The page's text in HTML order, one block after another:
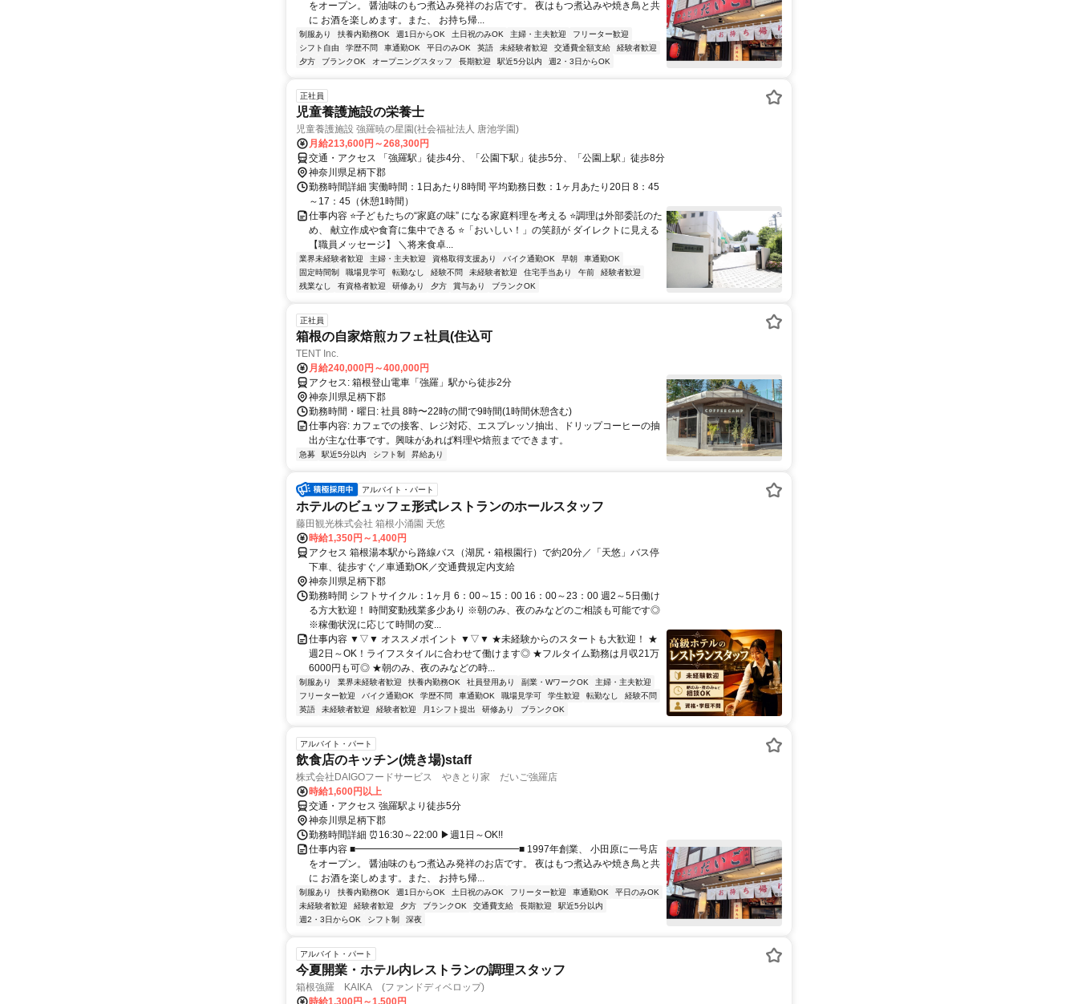
をオープン。 醤油味のもつ煮込み発祥のお店です。 夜はもつ煮込みや焼き鳥と共
に お酒を楽しめます。また、 お持ち帰...
制服あり 扶養内勤務OK 週1日からOK 土日祝のみOK 主婦・主夫歓迎
フリーター歓迎
シフト自由
学歴不問 車通勤OK 平日のみOK 英語 未経験者歓迎 交通費全額支給
経験者歓迎
夕方
ブランクOK オープニングスタッフ 長期歓迎 駅近5分以内 週2・3日からOK
正社員
児童養護施設の栄養士
児童養護施設 強羅暁の星園(社会福祉法人 唐池学園)
月給213,600円～268,300円
交通・アクセス 「強羅駅」徒歩4分、「公園下駅」徒歩5分、「公園上駅」徒歩8分
神奈川県足柄下郡
勤務時間詳細 実働時間：1日あたり8時間 平均勤務日数：1ヶ月あたり20日 8：45
～17：45（休憩1時間）
仕事内容 ⭐子どもたちの“家庭の味” になる家庭料理を考える ⭐調理は外部委託のた
め、 献立作成や食育に集中できる ⭐「おいしい！」の笑顔が ダイレクトに見える
【職員メッセージ】 ＼将来食卓...
業界未経験者歓迎 主婦・主夫歓迎 資格取得支援あり バイク通勤OK 早朝
車通勤OK
固定時間制
職場見学可 転勤なし 経験不問 未経験者歓迎 住宅手当あり 午前
経験者歓迎
残業なし
有資格者歓迎 研修あり 夕方 賞与あり ブランクOK
正社員
箱根の自家焙煎カフェ社員(住込可
TENT Inc.
月給240,000円～400,000円
アクセス: 箱根登山電車「強羅」駅から徒歩2分
神奈川県足柄下郡
勤務時間・曜日: 社員 8時〜22時の間で9時間(1時間休憩含む)
仕事内容: カフェでの接客、レジ対応、エスプレッソ抽出、ドリップコーヒーの抽
出が主な仕事です。興味があれば料理や焙煎までできます。
急募 駅近5分以内 シフト制 昇給あり
アルバイト・パート
ホテルのビュッフェ形式レストランのホールスタッフ
藤田観光株式会社 箱根小涌園 天悠
時給1,350円～1,400円
アクセス 箱根湯本駅から路線バス（湖尻・箱根園行）で約20分／「天悠」バス停
下車、徒歩すぐ／車通勤OK／交通費規定内支給
神奈川県足柄下郡
勤務時間 シフトサイクル：1ヶ月 6：00～15：00 16：00～23：00 週2～5日働け
る方大歓迎！ 時間変動残業多少あり ※朝のみ、夜のみなどのご相談も可能です◎
※稼働状況に応じて時間の変...
仕事内容 ▼▽▼ オススメポイント ▼▽▼ ★未経験からのスタートも大歓迎！ ★
週2日～OK！ライフスタイルに合わせて働けます◎ ★フルタイム勤務は月収21万
6000円も可◎ ★朝のみ、夜のみなどの時...
制服あり 業界未経験者歓迎 扶養内勤務OK 社員登用あり 副業・WワークOK
主婦・主夫歓迎
フリーター歓迎
バイク通勤OK 学歴不問 車通勤OK 職場見学可 学生歓迎 転勤なし
経験不問
英語
未経験者歓迎 経験者歓迎 月1シフト提出 研修あり ブランクOK
アルバイト・パート
飲食店のキッチン(焼き場)staff
株式会社DAIGOフードサービス やきとり家 だいご強羅店
時給1,600円以上
交通・アクセス 強羅駅より徒歩5分
神奈川県足柄下郡
勤務時間詳細 ⏰16:30～22:00 ▶週1日～OK!!
仕事内容 ■━━━━━━━━━━━━━━━━━■ 1997年創業、 小田原に一号店
をオープン。 醤油味のもつ煮込み発祥のお店です。 夜はもつ煮込みや焼き鳥と共
に お酒を楽しめます。また、 お持ち帰...
制服あり 扶養内勤務OK 週1日からOK 土日祝のみOK フリーター歓迎 車通勤OK
平日のみOK
未経験者歓迎
経験者歓迎 夕方 ブランクOK 交通費支給 長期歓迎
駅近5分以内
週2・3日からOK
シフト制 深夜
アルバイト・パート
今夏開業・ホテル内レストランの調理スタッフ
箱根強羅 KAIKA (ファンドディベロップ)
時給1,300円～1,500円